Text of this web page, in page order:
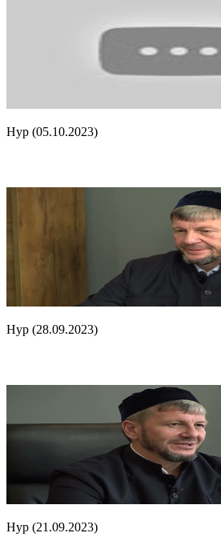
Нур (05.10.2023)
Нур (28.09.2023)
Нур (21.09.2023)